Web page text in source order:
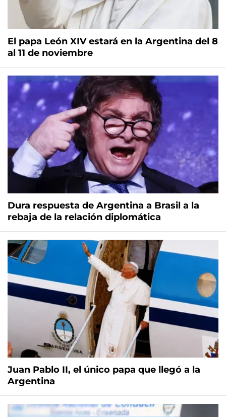
El papa León XIV estará en la Argentina del 8
al 11 de noviembre
Dura respuesta de Argentina a Brasil a la
rebaja de la relación diplomática
Juan Pablo II, el único papa que llegó a la
Argentina